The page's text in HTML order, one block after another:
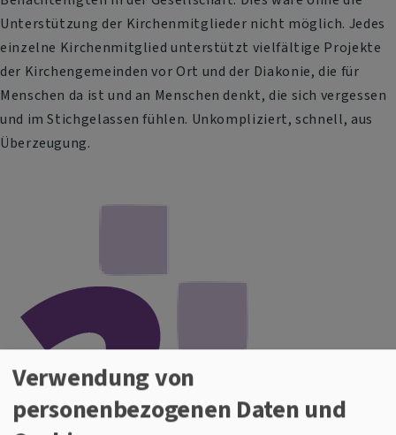
Unterstützung der Kirchenmitglieder nicht möglich. Jedes
einzelne Kirchenmitglied unterstützt vielfältige Projekte
der Kirchengemeinden vor Ort und der Diakonie, die für
Menschen da ist und an Menschen denkt, die sich vergessen
und im Stichgelassen fühlen. Unkompliziert, schnell, aus
Überzeugung.
Verwendung von
personenbezogenen Daten und